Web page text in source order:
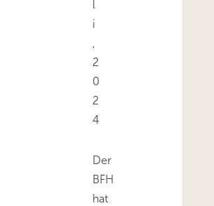
l
i
,
2
0
2
4
Der
BFH
hat